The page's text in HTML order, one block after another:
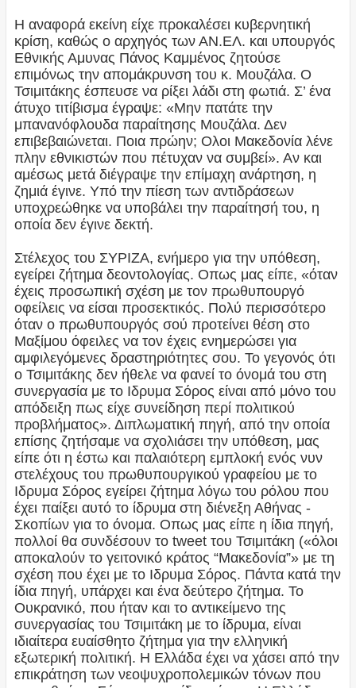
Η αναφορά εκείνη είχε προκαλέσει κυβερνητική
κρίση, καθώς ο αρχηγός των ΑΝ.ΕΛ. και υπουργός
Εθνικής Αμυνας Πάνος Καμμένος ζητούσε
επιμόνως την απομάκρυνση του κ. Μουζάλα. Ο
Τσιμιτάκης έσπευσε να ρίξει λάδι στη φωτιά. Σ’ ένα
άτυχο τιτίβισμα έγραψε: «Μην πατάτε την
μπανανόφλουδα παραίτησης Μουζάλα. Δεν
επιβεβαιώνεται. Ποια πρώην; Ολοι Μακεδονία λένε
πλην εθνικιστών που πέτυχαν να συμβεί». Αν και
αμέσως μετά διέγραψε την επίμαχη ανάρτηση, η
ζημιά έγινε. Υπό την πίεση των αντιδράσεων
υποχρεώθηκε να υποβάλει την παραίτησή του, η
οποία δεν έγινε δεκτή.
Στέλεχος του ΣΥΡΙΖΑ, ενήμερο για την υπόθεση,
εγείρει ζήτημα δεοντολογίας. Οπως μας είπε, «όταν
έχεις προσωπική σχέση με τον πρωθυπουργό
οφείλεις να είσαι προσεκτικός. Πολύ περισσότερο
όταν ο πρωθυπουργός σού προτείνει θέση στο
Μαξίμου όφειλες να τον έχεις ενημερώσει για
αμφιλεγόμενες δραστηριότητες σου. Το γεγονός ότι
ο Τσιμιτάκης δεν ήθελε να φανεί το όνομά του στη
συνεργασία με το Ιδρυμα Σόρος είναι από μόνο του
απόδειξη πως είχε συνείδηση περί πολιτικού
προβλήματος». Διπλωματική πηγή, από την οποία
επίσης ζητήσαμε να σχολιάσει την υπόθεση, μας
είπε ότι η έστω και παλαιότερη εμπλοκή ενός νυν
στελέχους του πρωθυπουργικού γραφείου με το
Ιδρυμα Σόρος εγείρει ζήτημα λόγω του ρόλου που
έχει παίξει αυτό το ίδρυμα στη διένεξη Αθήνας -
Σκοπίων για το όνομα. Οπως μας είπε η ίδια πηγή,
πολλοί θα συνδέσουν το tweet του Τσιμιτάκη («όλοι
αποκαλούν το γειτονικό κράτος “Μακεδονία”» με τη
σχέση που έχει με το Ιδρυμα Σόρος. Πάντα κατά την
ίδια πηγή, υπάρχει και ένα δεύτερο ζήτημα. Το
Ουκρανικό, που ήταν και το αντικείμενο της
συνεργασίας του Τσιμιτάκη με το ίδρυμα, είναι
ιδιαίτερα ευαίσθητο ζήτημα για την ελληνική
εξωτερική πολιτική. Η Ελλάδα έχει να χάσει από την
επικράτηση των νεοψυχροπολεμικών τόνων που